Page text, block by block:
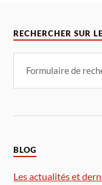
RECHERCHER SUR
BLOG
Les actualités et